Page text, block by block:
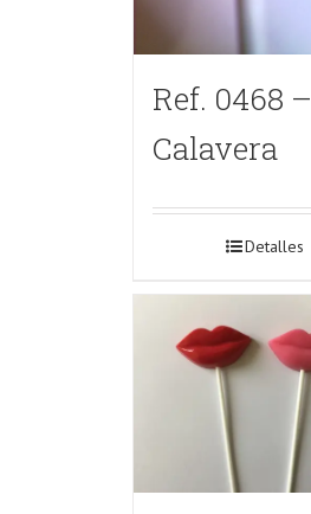
Ref. 0468 –
Calavera
Detalles